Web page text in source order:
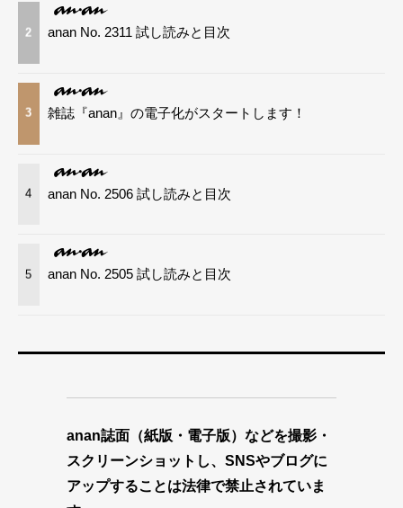
2 anan No. 2311 試し読みと目次
3 雑誌『anan』の電子化がスタートします！
4 anan No. 2506 試し読みと目次
5 anan No. 2505 試し読みと目次
anan誌面（紙版・電子版）などを撮影・
スクリーンショットし、SNSやブログに
アップすることは法律で禁止されていま